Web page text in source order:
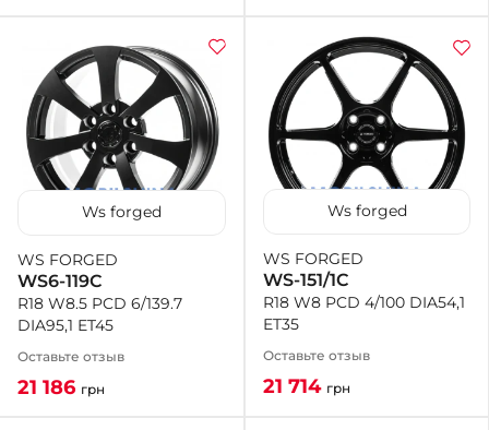
Ws forged
WS FORGED
WS6-119C
R18 W8.5 PCD 6/139.7
DIA95,1 ET45
Оставьте отзыв
21 186 грн
Ws forged
WS FORGED
WS-151/1C
R18 W8 PCD 4/100 DIA54,1
ET35
Оставьте отзыв
21 714 грн